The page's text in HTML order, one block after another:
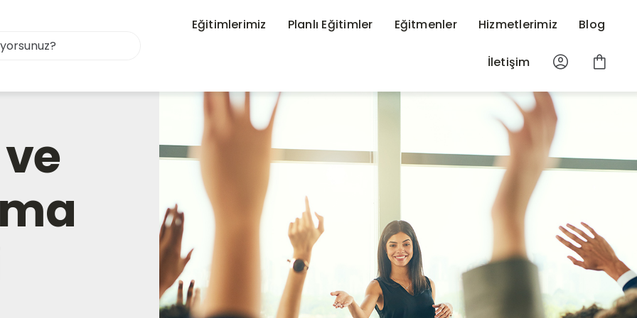
Eğitimlerimiz Planlı Eğitimler Eğitmenler Hizmetlerimiz Blog
İletişim